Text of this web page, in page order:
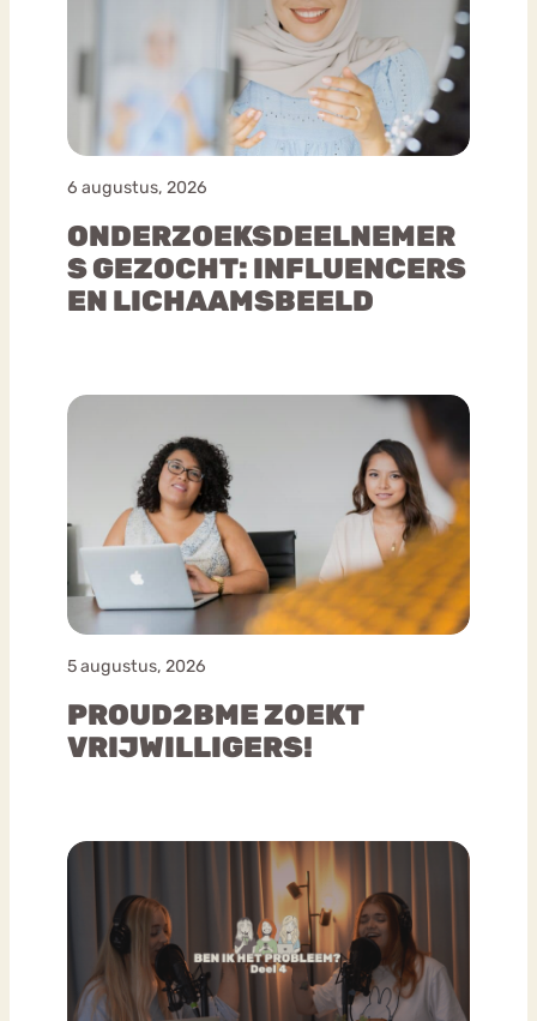
6 augustus, 2026
ONDERZOEKSDEELNEMER
S GEZOCHT: INFLUENCERS
EN LICHAAMSBEELD
5 augustus, 2026
PROUD2BME ZOEKT
VRIJWILLIGERS!